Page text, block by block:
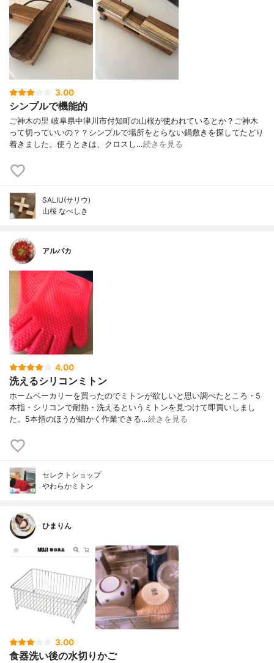
3.00
シンプルで機能的
ご神木の里 岐阜県中津川市付知町の山桜が使われているとか？ご神木
って切っていいの？？シンプルで場所をとらない鍋敷きを探してたどり
着きました。使うときは、クロスし…続きを見る
SALIU(サリウ)
山桜 なべしき
アルパカ
4.00
洗えるシリコンミトン
ホームベーカリーを買ったのでミトンが欲しいと思い調べたところ・5
本指・シリコンで耐熱・洗えるというミトンを見つけて即買いしまし
た。5本指のほうが細かく作業できる…続きを見る
セレクトショップ
やわらかミトン
ひまりん
3.00
食器洗い後の水切りかご